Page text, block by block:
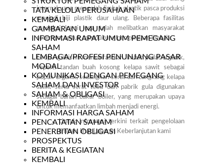
TATA KELOLA PERUSAHAAN
KEMBALI
GAMBARAN UMUM
INFORMASI RAPAT UMUM PEMEGANG
SAHAM
LEMBAGA/PROFESI PENUNJANG PASAR
MODAL
KOMUNIKASI DENGAN PEMEGANG
SAHAM DAN INVESTOR
SAHAM & OBLIGASI
KEMBALI
INFORMASI HARGA SAHAM
PENCATATAN SAHAM
PENERBITAN OBLIGASI
PROSPEKTUS
BERITA & KEGIATAN
KEMBALI
internal yang mengolah limbah plastik pasca produksi
menjadi biji plastik daur ulang. Beberapa fasilitas
produksi kami juga telah melibatkan masyarakat
setempat untuk mendukung pengelolaan limbah.
Grup Agribisnis memanfaatkan limbah padat organik,
seperti tandan buah kosong kelapa sawit sebagai
pupuk organik, sedangkan serat dan cangkang kelapa
sawit serta serat tebu dari pabrik gula digunakan
sebagai bahan bakar boiler, yang merupakan upaya
untuk memanfaatkan limbah menjadi energi.
Untuk informasi terkini terkait pengelolaan
limbah, lihat Laporan Keberlanjutan kami